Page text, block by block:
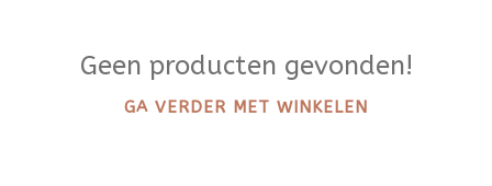
Geen producten gevonden!
GA VERDER MET WINKELEN